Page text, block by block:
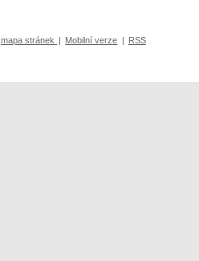
mapa stránek | Mobilní verze | RSS